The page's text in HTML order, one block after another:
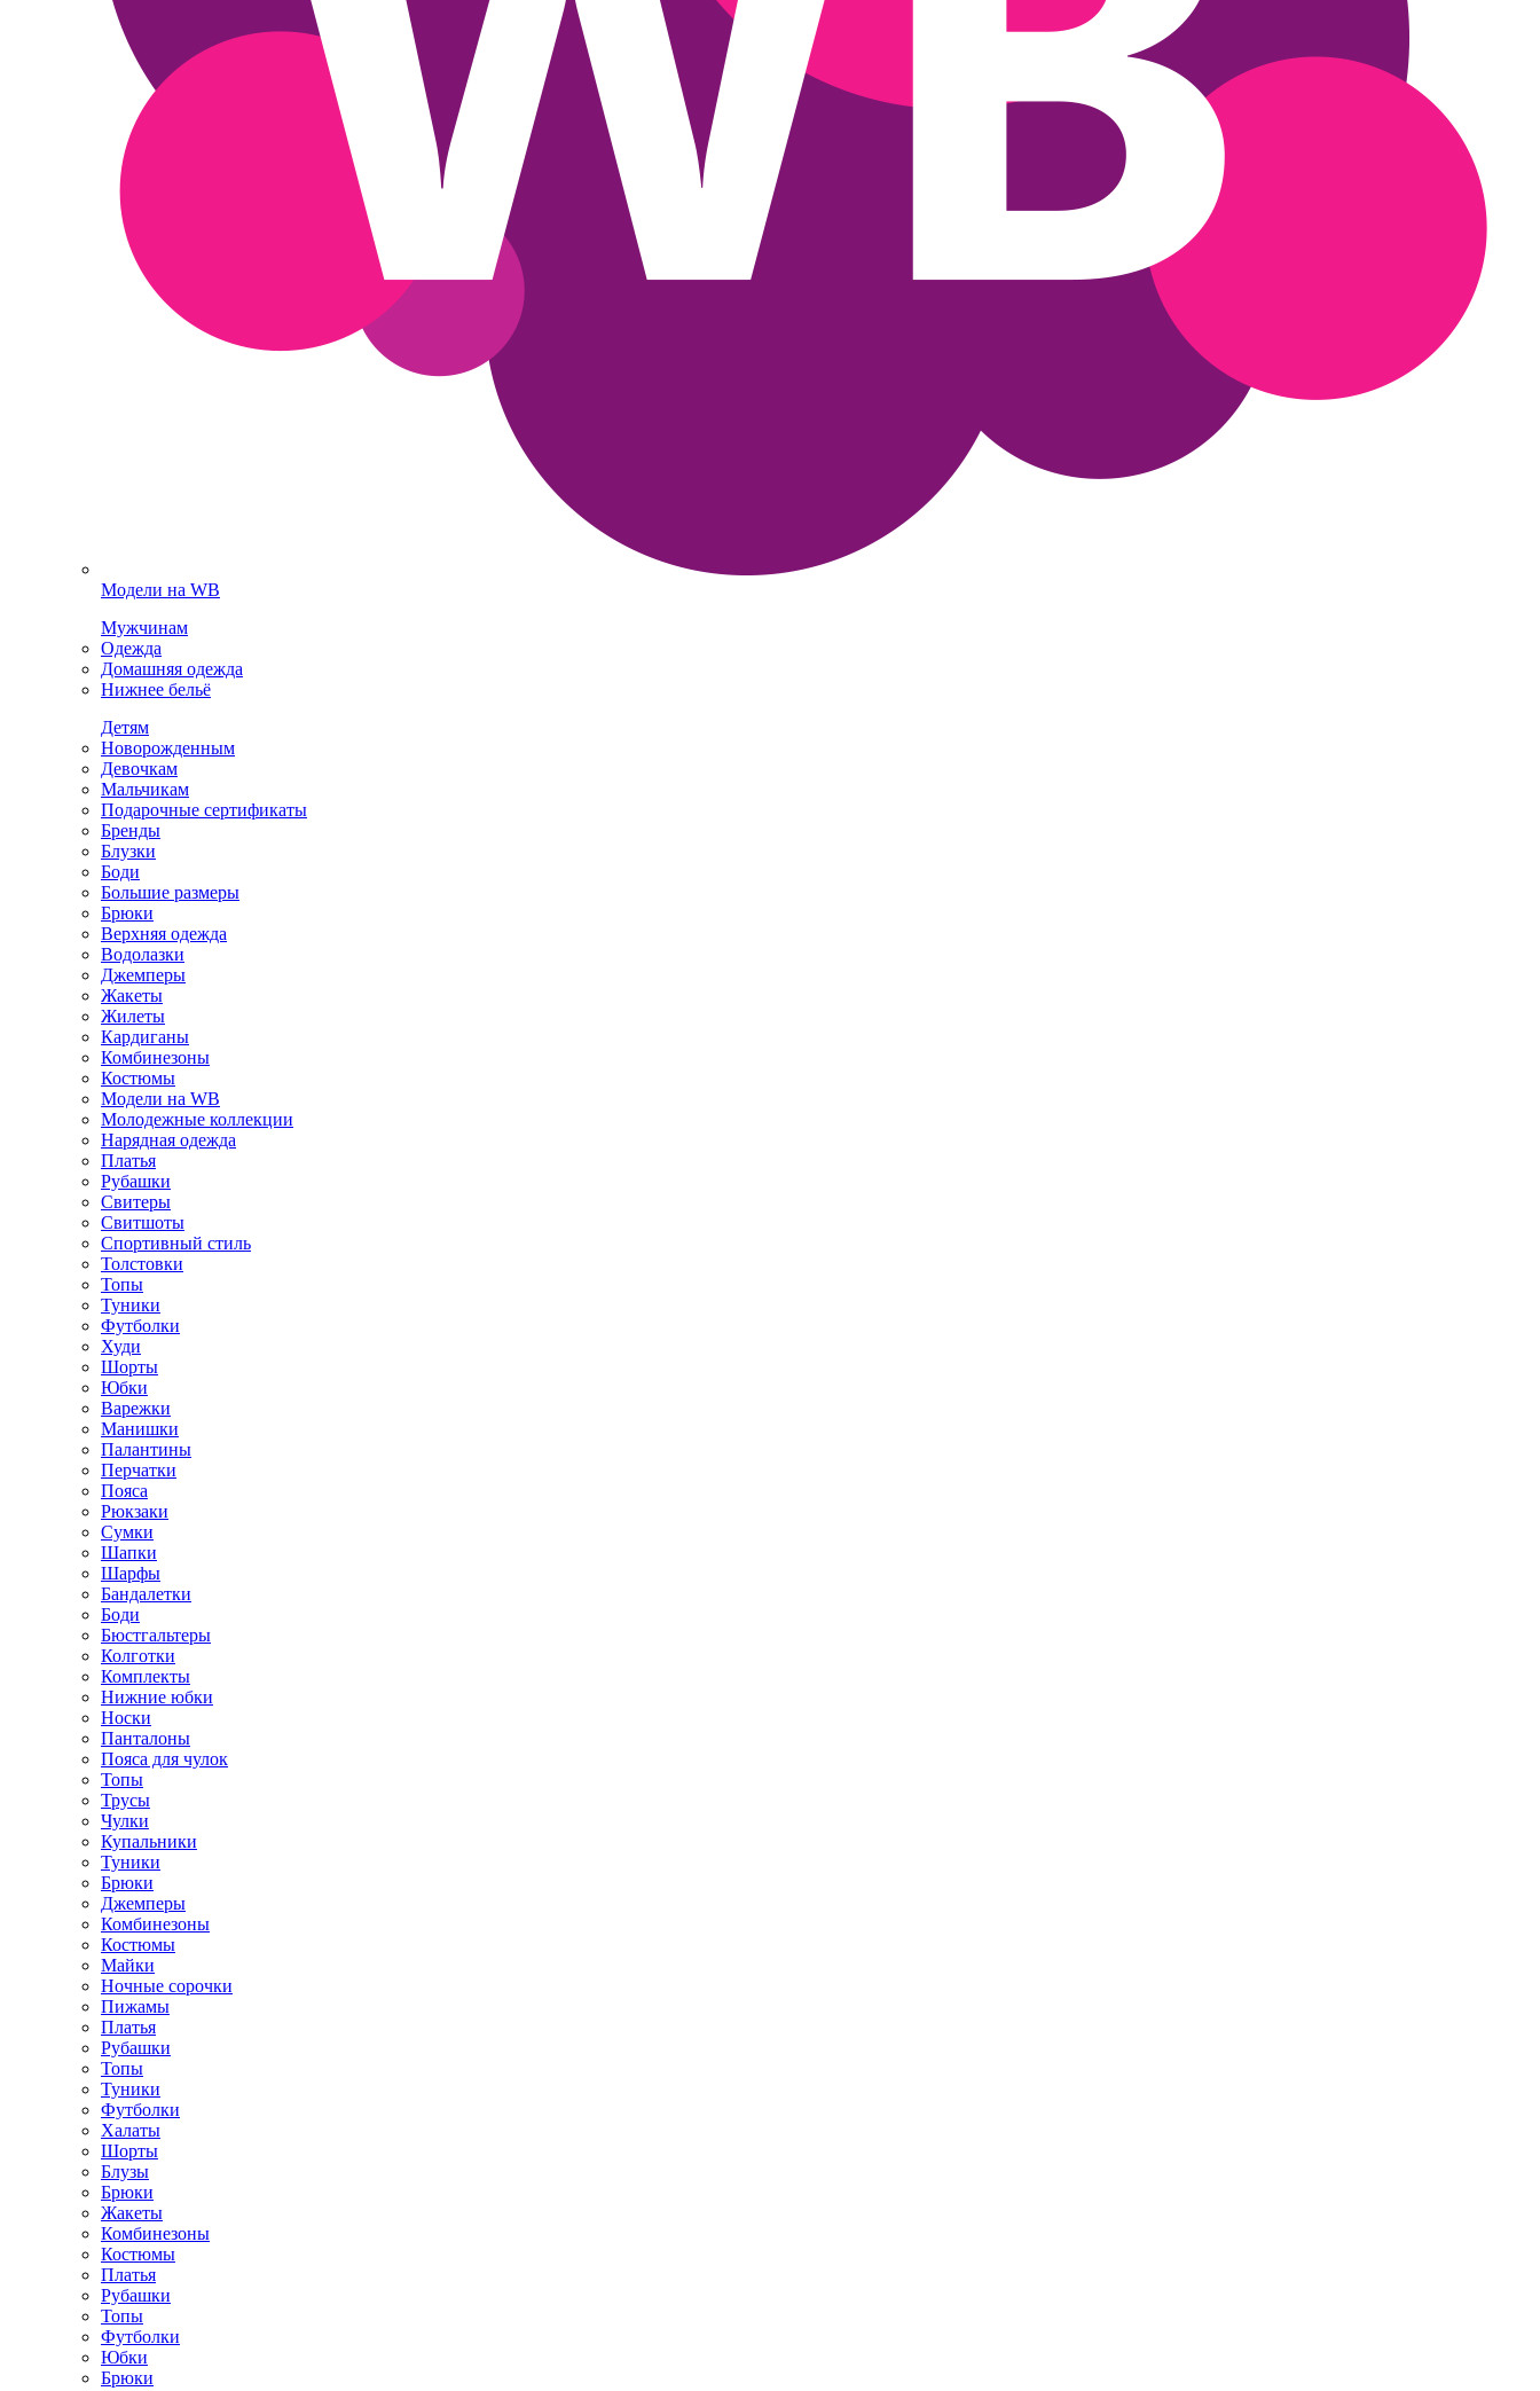
Модели на WB
Мужчинам
Одежда
Домашняя одежда
Нижнее бельё
Детям
Новорожденным
Девочкам
Мальчикам
Подарочные сертификаты
Бренды
Блузки
Боди
Большие размеры
Брюки
Верхняя одежда
Водолазки
Джемперы
Жакеты
Жилеты
Кардиганы
Комбинезоны
Костюмы
Модели на WB
Молодежные коллекции
Нарядная одежда
Платья
Рубашки
Свитеры
Свитшоты
Спортивный стиль
Толстовки
Топы
Туники
Футболки
Худи
Шорты
Юбки
Варежки
Манишки
Палантины
Перчатки
Пояса
Рюкзаки
Сумки
Шапки
Шарфы
Бандалетки
Боди
Бюстгальтеры
Колготки
Комплекты
Нижние юбки
Носки
Панталоны
Поясa для чулок
Топы
Трусы
Чулки
Купальники
Туники
Брюки
Джемперы
Комбинезоны
Костюмы
Майки
Ночные сорочки
Пижамы
Платья
Рубашки
Топы
Туники
Футболки
Халаты
Шорты
Блузы
Брюки
Жакеты
Комбинезоны
Костюмы
Платья
Рубашки
Топы
Футболки
Юбки
Брюки